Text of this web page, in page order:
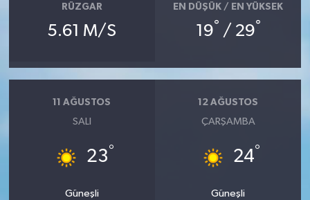
RÜZGAR
5.61 M/S
EN DÜŞÜK / EN YÜKSEK
19° / 29°
11 AĞUSTOS
SALI
23°
Güneşli
12 AĞUSTOS
ÇARŞAMBA
24°
Güneşli